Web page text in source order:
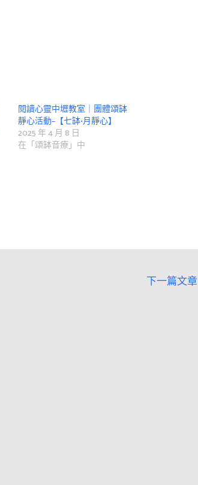
閱讀心靈中壢教室｜團體頌缽
靜心活動–【七缽•月靜心】
2025 年 4 月 8 日
在「頌缽音療」中
下一篇文章